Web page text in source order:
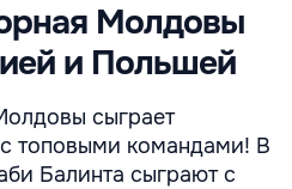
Молдовы
и Польшей
сыграет
топовыми командами! В
Балинта сыграют с